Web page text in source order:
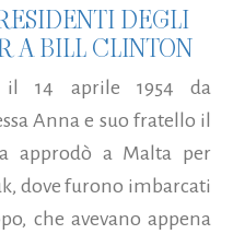
DEGLI
A BILL CLINTON
14 aprile 1954 da
Anna e suo fratello il
approdò a Malta per
dove furono imbarcati
che avevano appena